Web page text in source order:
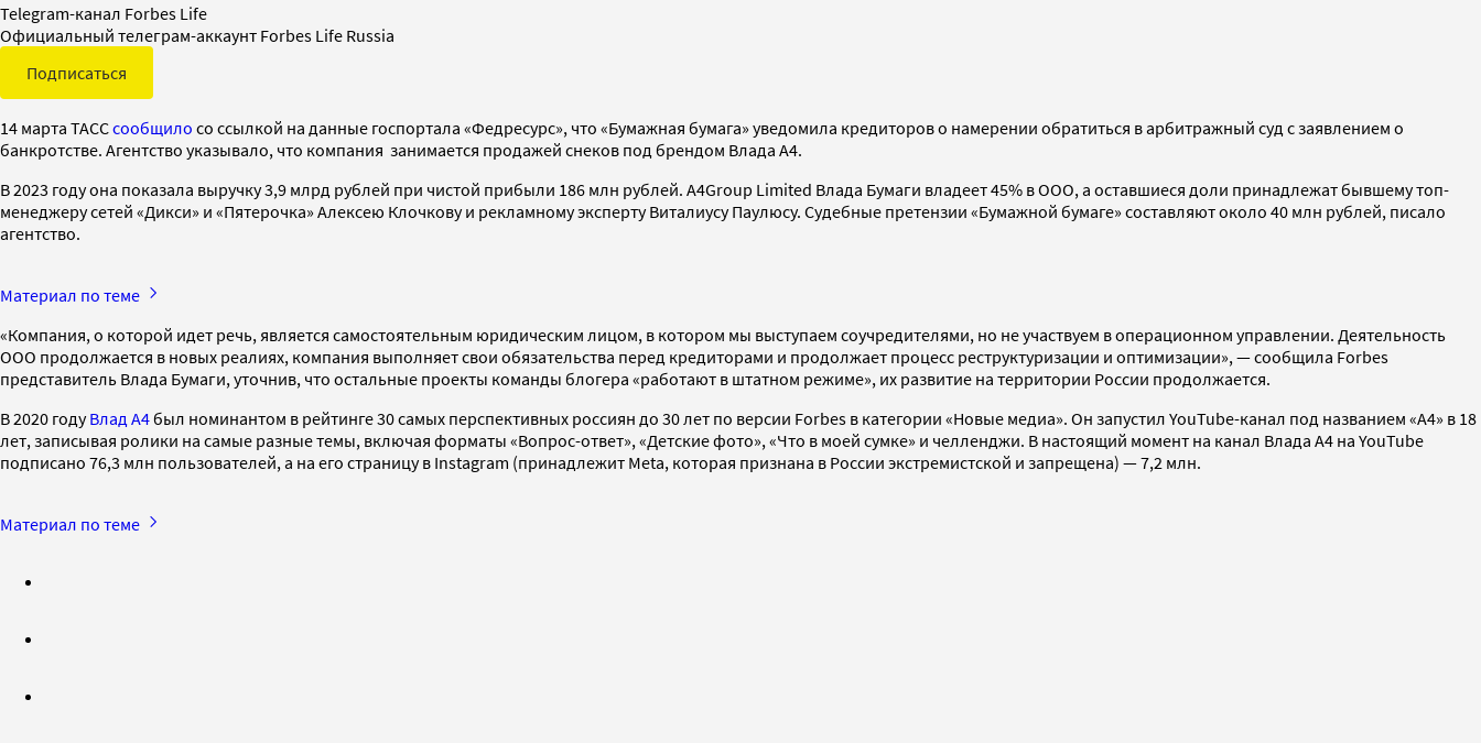
Telegram-канал Forbes Life
Официальный телеграм-аккаунт Forbes Life Russia
Подписаться
14 марта ТАССсообщило со ссылкой на данные госпортала «Федресурс», что «Бумажная бумага» уведомила кредиторов о намерении обратиться в арбитражный суд с заявлением о
банкротстве. Агентство указывало, что компания занимается продажей снеков под брендом Влада А4.
В 2023 году она показала выручку 3,9 млрд рублей при чистой прибыли 186 млн рублей. A4Group Limited Влада Бумаги владеет 45% в ООО, а оставшиеся доли принадлежат бывшему топ-
менеджеру сетей «Дикси» и «Пятерочка» Алексею Клочкову и рекламному эксперту Виталиусу Паулюсу. Судебные претензии «Бумажной бумаге» составляют около 40 млн рублей, писало
агентство.
Материал по теме
«Компания, о которой идет речь, является самостоятельным юридическим лицом, в котором мы выступаем соучредителями, но не участвуем в операционном управлении. Деятельность
ООО продолжается в новых реалиях, компания выполняет свои обязательства перед кредиторами и продолжает процесс реструктуризации и оптимизации», — сообщила Forbes
представитель Влада Бумаги, уточнив, что остальные проекты команды блогера «работают в штатном режиме», их развитие на территории России продолжается.
В 2020 годуВлад А4был номинантом в рейтинге 30 самых перспективных россиян до 30 лет по версии Forbes в категории «Новые медиа». Он запустил YouTube-канал под названием «А4» в 18
лет, записывая ролики на самые разные темы, включая форматы «Вопрос-ответ», «Детские фото», «Что в моей сумке» и челленджи. В настоящий момент на канал Влада А4 на YouTube
подписано 76,3 млн пользователей, а на его страницу в Instagram (принадлежит Meta, которая признана в России экстремистской и запрещена) — 7,2 млн.
Материал по теме